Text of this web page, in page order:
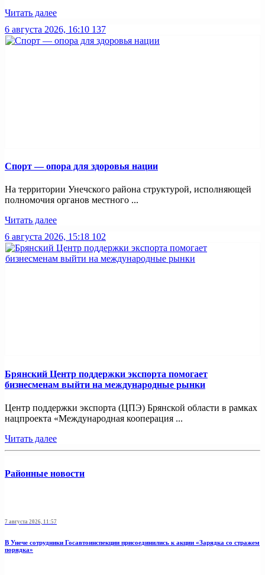
Читать далее
6 августа 2026, 16:10 137
Спорт — опора для здоровья нации
На территории Унечского района структурой, исполняющей
полномочия органов местного ...
Читать далее
6 августа 2026, 15:18 102
Брянский Центр поддержки экспорта помогает
бизнесменам выйти на международные рынки
Центр поддержки экспорта (ЦПЭ) Брянской области в рамках
нацпроекта «Международная кооперация ...
Читать далее
Районные новости
7 августа 2026, 11:57
В Унече сотрудники Госавтоинспекции присоединились к акции «Зарядка со стражем
порядка»